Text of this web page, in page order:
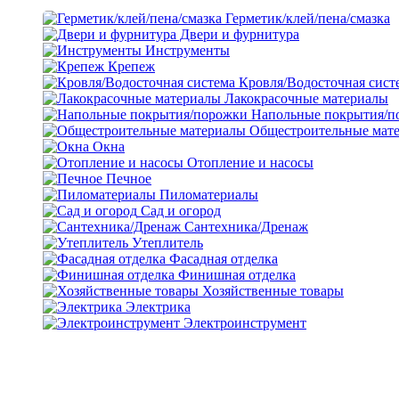
Герметик/клей/пена/смазка
Двери и фурнитура
Инструменты
Крепеж
Кровля/Водосточная
Лакокрасочные материалы
Напольные покрытия/
Общестроительные
Окна
Отопление и насосы
Печное
Пиломатериалы
Сад и огород
Сантехника/Дренаж
Утеплитель
Фасадная отделка
Финишная отделка
Хозяйственные товары
Электрика
Электроинструмент